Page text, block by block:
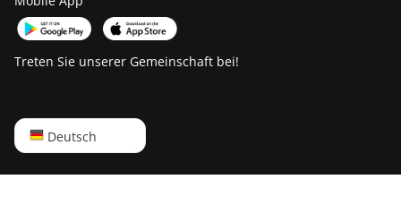
Treten Sie unserer Gemeinschaft bei!
Deutsch
English